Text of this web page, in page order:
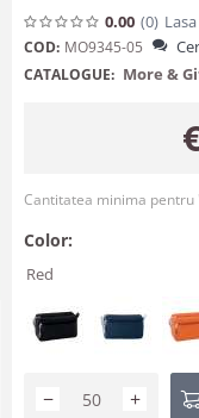
0.00 (0)
COD: MO9345-05
CATALOGUE: More &
Cantitatea minima
Color:
Red
+
−